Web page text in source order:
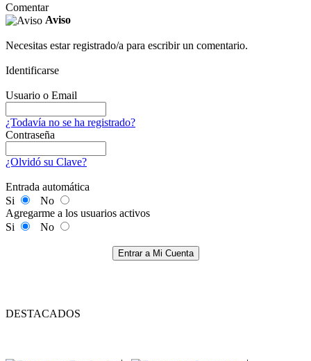
Comentar
Aviso
Necesitas estar registrado/a para escribir un comentario.
Identificarse
Usuario o Email
¿Todavía no se ha registrado?
Contraseña
¿Olvidó su Clave?
Entrada automática
Si
No
Agregarme a los usuarios activos
Si
No
Entrar a Mi Cuenta
DESTACADOS